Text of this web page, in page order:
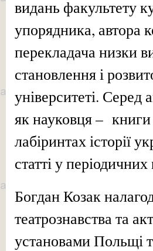
видань факультету
упорядника, автора
перекладача низки
становлення і
університеті.
як науковця –
лабіринтах історії
статті у
Богдан Козак
театрознавства та
установами Польщі